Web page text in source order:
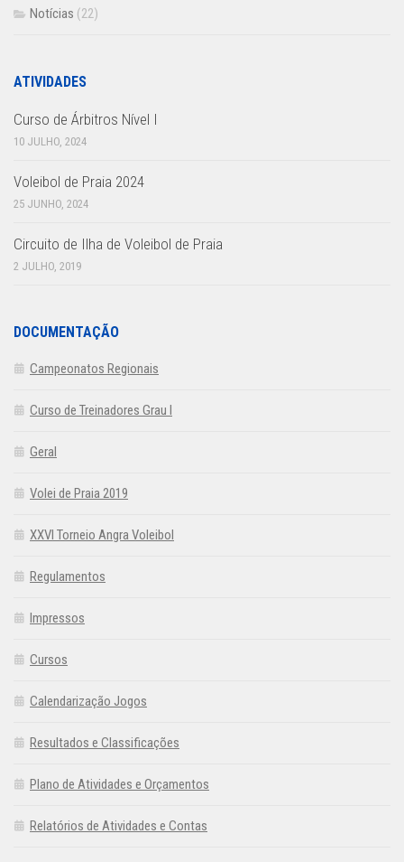
Notícias (22)
ATIVIDADES
Curso de Árbitros Nível I
10 JULHO, 2024
Voleibol de Praia 2024
25 JUNHO, 2024
Circuito de Ilha de Voleibol de Praia
2 JULHO, 2019
DOCUMENTAÇÃO
Campeonatos Regionais
Curso de Treinadores Grau I
Geral
Volei de Praia 2019
XXVI Torneio Angra Voleibol
Regulamentos
Impressos
Cursos
Calendarização Jogos
Resultados e Classificações
Plano de Atividades e Orçamentos
Relatórios de Atividades e Contas